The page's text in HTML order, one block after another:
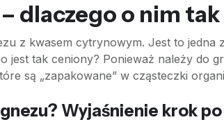
dlaczego o nim tak
z kwasem cytrynowym. Jest to
jest tak ceniony? Ponieważ należy do
są „zapakowane” w cząsteczki
Wyjaśnienie krok